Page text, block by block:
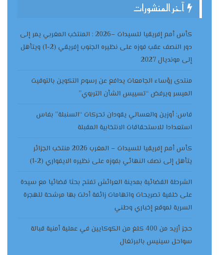
آخر المنشورات
كأس أمم إفريقيا للسيدات –2026 : المنتخب المغربي يمر إلى
دور النصف عقب فوزه على نظيره الجنوب إفريقي (2-1) ويتأهل
إلى مونديال 2027
منتدى رؤساء الجامعات يدافع عن رسوم التكوين بالتوقيت
الميسر ويرفض “تسييس الشأن التربوي”
فاس: أوزين والعسالي يقودان تحركات “السنبلة” بفاس
استعدادا للاستحقاقات الانتخابية المقبلة
كأس أمم إفريقيا للسيدات – المغرب 2026 منتخب الجزائر
يتأهل إلى نصف النهائي بفوزه على نظيره الايفواري (2-1)
الشرطة القضائية بمدينة العرائش تفتح بحثا قضائيا مع سيدة
على خلفية تصريحات واتهامات زائفة أدلت بها مرشحة للهجرة
السرية لموقع إخباري وطني
حجز أزيد من 400 كلغ من الكوكايين في عملية أمنية قبالة
سواحل سينيس بالبرتغال